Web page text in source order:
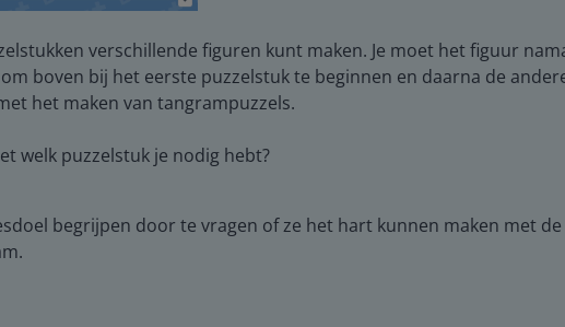
verschillende figuren kunt maken. Je moet het figuur
boven bij het eerste puzzelstuk te beginnen en daarna de
het maken van tangrampuzzels.
welk puzzelstuk je nodig hebt?
begrijpen door te vragen of ze het hart kunnen maken met